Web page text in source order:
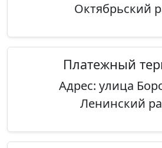
Октябрьский
Платежный
Адрес: улица
Ленинский